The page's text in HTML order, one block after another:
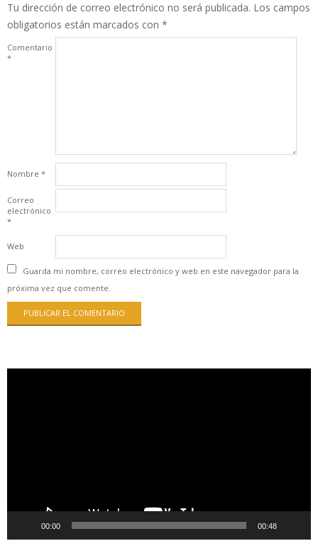
Tu dirección de correo electrónico no será publicada. Los campos
obligatorios están marcados con *
Comentario
*
Nombre *
Correo
electrónico
*
Web
Guarda mi nombre, correo electrónico y web en este navegador para la
próxima vez que comente.
00:00 00:48